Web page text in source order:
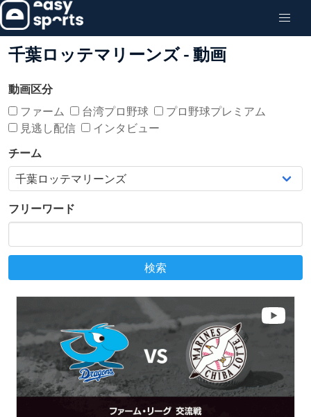
千葉ロッテマリーンズ - 動画
動画区分
ファーム
台湾プロ野球
プロ野球プレミアム
見逃し配信
インタビュー
チーム
フリーワード
検索